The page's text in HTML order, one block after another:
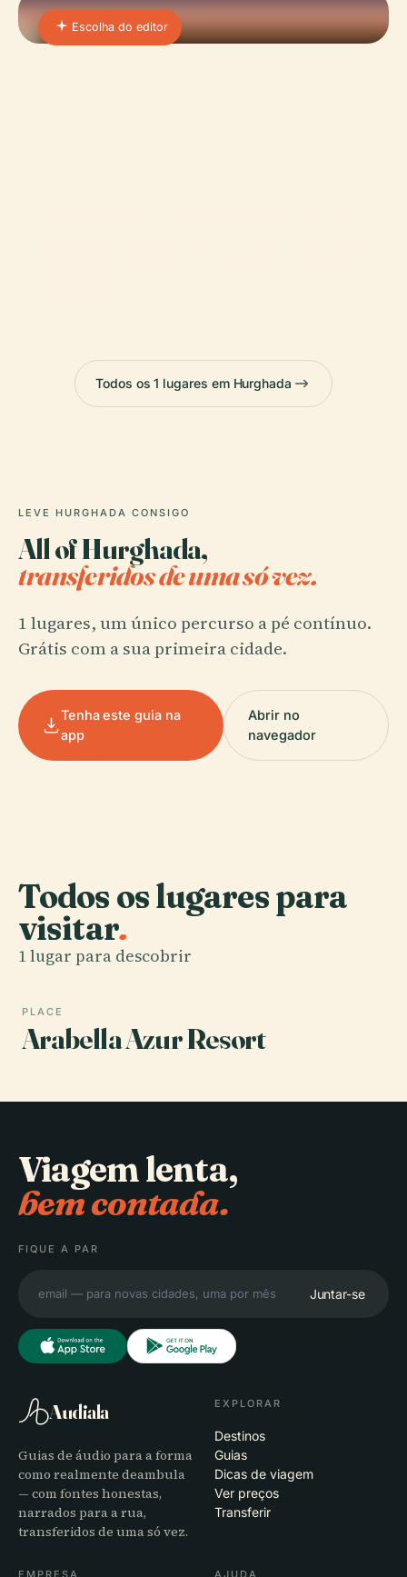
Escolha do editor
Todos os 1 lugares em Hurghada
LEVE HURGHADA CONSIGO
All of Hurghada,
transferidos de uma só vez.
1 lugares, um único percurso a pé contínuo.
Grátis com a sua primeira cidade.
Tenha este guia na
app
Abrir no
navegador
Todos os lugares para
visitar.
1 lugar para descobrir
PLACE
Arabella Azur Resort
Viagem lenta,
bem contada.
FIQUE A PAR
Juntar-se
Audiala
Guias de áudio para a forma
como realmente deambula
— com fontes honestas,
narrados para a rua,
transferidos de uma só vez.
EXPLORAR
Destinos
Guias
Dicas de viagem
Ver preços
Transferir
EMPRESA AJUDA